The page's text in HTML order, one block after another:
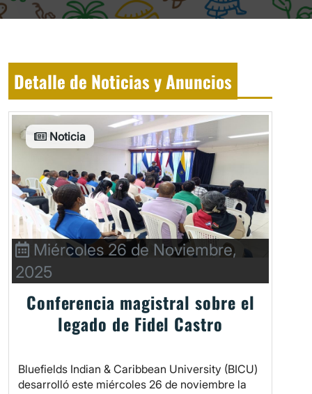
Detalle de Noticias y Anuncios
Noticia
Miércoles 26 de Noviembre,
2025
Conferencia magistral sobre el
legado de Fidel Castro
Bluefields Indian & Caribbean University (BICU)
desarrolló este miércoles 26 de noviembre la